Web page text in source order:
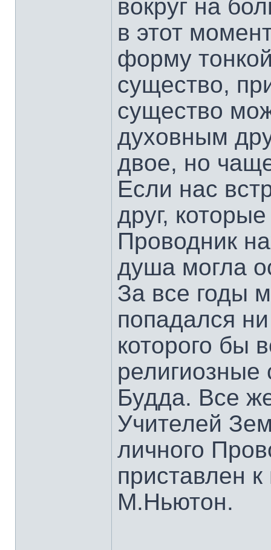
вокруг на
в этот
форму
существо,
существо
духовным
двое, но
Если нас
друг,
Проводник
душа могла
За все годы
попадался
которого бы
религиозные
Будда. Все
Учителей
личного
приставлен
М.Ньютон.